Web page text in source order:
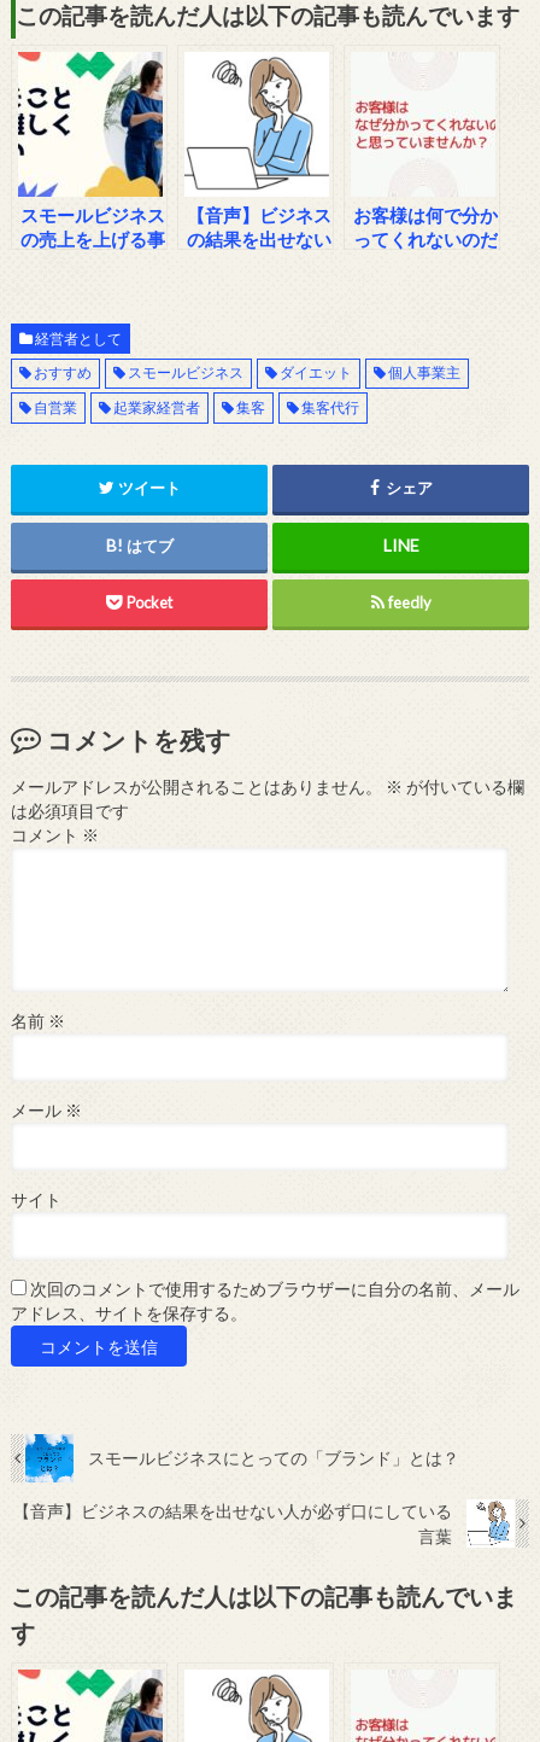
この記事を読んだ人は以下の記事も読んでいます
スモールビジネス
の売上を上げる事
【音声】ビジネス
の結果を出せない
お客様は何で分か
ってくれないのだ
経営者として
おすすめ
スモールビジネス ダイエット
個人事業主
自営業
起業家経営者 集客 集客代行
ツイート シェア
はてブ
Pocket feedly
コメントを残す
メールアドレスが公開されることはありません。 ※ が付いている欄
は必須項目です
コメント ※
名前 ※
メール ※
サイト
次回のコメントで使用するためブラウザーに自分の名前、メール
アドレス、サイトを保存する。
スモールビジネスにとっての「ブランド」とは？
【音声】ビジネスの結果を出せない人が必ず口にしている
言葉
この記事を読んだ人は以下の記事も読んでいま
す